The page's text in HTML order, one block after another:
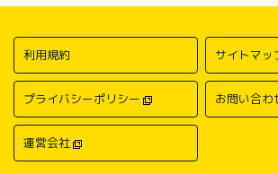
利用規約 サイトマッ
プライバシーポリシー お問い合わ
運営会社